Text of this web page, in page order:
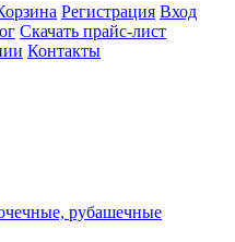
Регистрация Вход
Скачать прайс-лист
Контакты
рубашечные